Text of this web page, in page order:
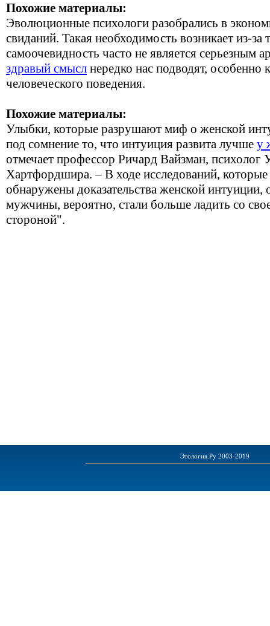
Похожие материалы:
Эволюционные психологи разобрались в
свиданий. Такая необходимость возникает из-за
самоочевидность часто не является серьезным
здравый смысл нередко нас подводят, особенно
человеческого поведения.
Похожие материалы:
Улыбки, которые разрушают миф о женской
под сомнение то, что интуиция развита лучше у
отмечает профессор Ричард Вайзман, психолог
Хартфордшира. – В ходе исследований,
обнаружены доказательства женской интуиции,
мужчины, вероятно, стали больше ладить со
стороной".
Этология.Ру 2003-2019